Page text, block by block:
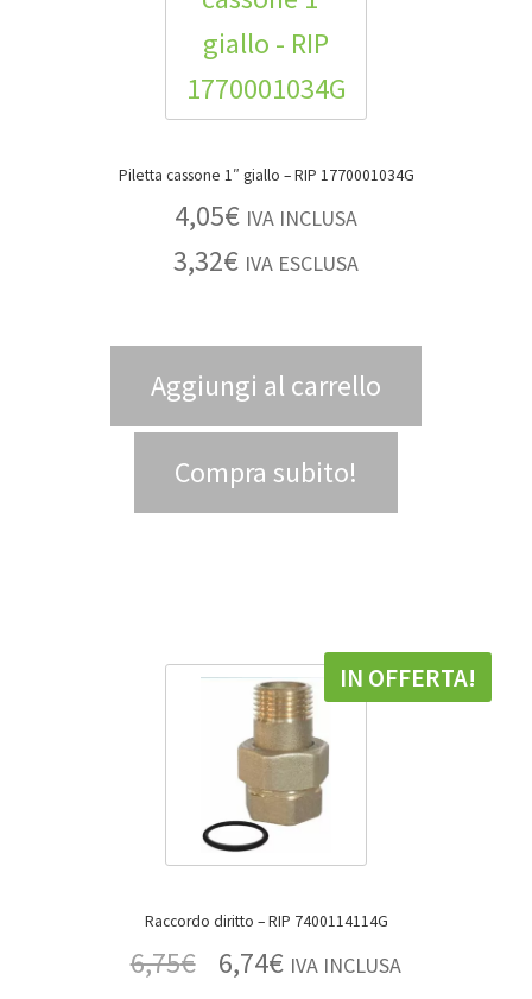
Piletta cassone 1″ giallo – RIP 1770001034G
4,05€ IVA INCLUSA
3,32€ IVA ESCLUSA
Aggiungi al carrello
Compra subito!
Raccordo diritto – RIP 7400114114G
IN OFFERTA!
6,75€ 6,74€ IVA INCLUSA